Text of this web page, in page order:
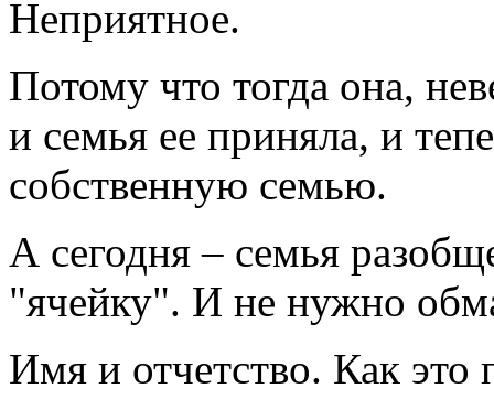
Неприятное.
Потому что тогда она,
и семья ее приняла, и
собственную семью.
А сегодня – семья
"ячейку". И не нужно
Имя и отчетство. Как